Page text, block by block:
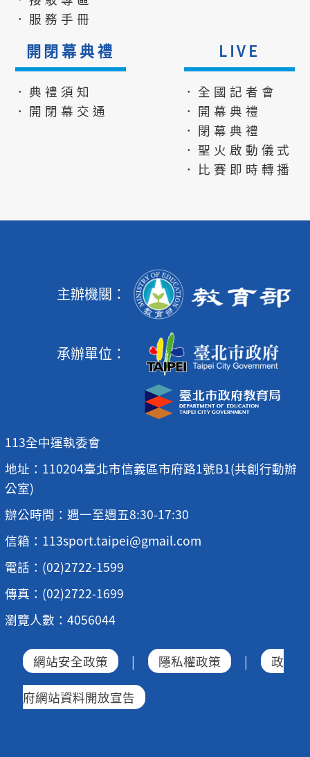
．服務手冊
開閉幕典禮
．典禮須知
．開閉幕交通
LIVE
．全國記者會
．開幕典禮
．閉幕典禮
．聖火啟動儀式
．比賽即時轉播
主辦機關：
承辦單位：
113全中運執委會
地址：110204臺北市信義區市府路1號B1(共創行動辦
公室)
辦公時間：週一至週五8:30-17:30
信箱：113sport.taipei@gmail.com
電話：(02)2722-1599
傳真：(02)2722-1699
瀏覽人數：4056044
網站安全政策 | 隱私權政策 | 政
府網站資料開放宣告